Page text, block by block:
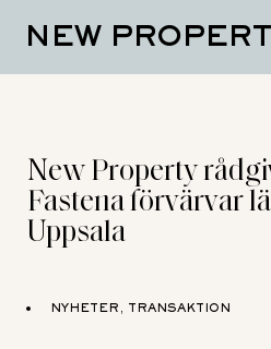
NEW
New Property
Fastena förvärvar
Uppsala
NYHETER, TRANSAKTION